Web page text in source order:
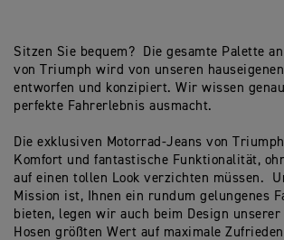
Sitzen Sie bequem? Die gesamte Palette
von Triumph wird von unseren
entworfen und konzipiert. Wir wissen
perfekte Fahrerlebnis ausmacht.
Die exklusiven Motorrad-Jeans von
Komfort und fantastische Funktionalität,
auf einen tollen Look verzichten müssen.
Mission ist, Ihnen ein rundum gelungenes
bieten, legen wir auch beim Design
Hosen größten Wert auf maximale